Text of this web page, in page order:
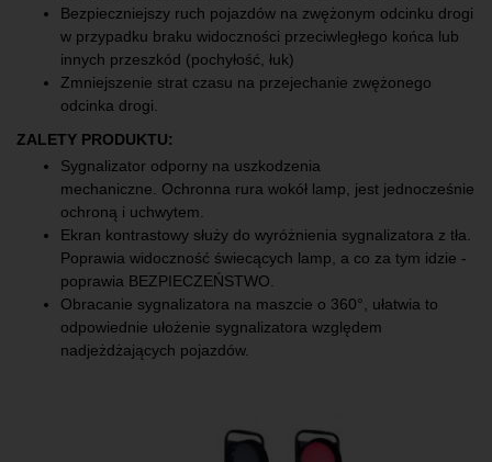
Bezpieczniejszy ruch pojazdów na zwężonym odcinku drogi
w przypadku braku widoczności przeciwległego końca lub
innych przeszkód (pochyłość, łuk)
Zmniejszenie strat czasu na przejechanie zwężonego
odcinka drogi.
ZALETY PRODUKTU:
Sygnalizator odporny na uszkodzenia
mechaniczne. Ochronna rura wokół lamp, jest jednocześnie
ochroną i uchwytem.
Ekran kontrastowy służy do wyróżnienia sygnalizatora z tła.
Poprawia widoczność świecących lamp, a co za tym idzie -
poprawia BEZPIECZEŃSTWO.
Obracanie sygnalizatora na maszcie o 360°, ułatwia to
odpowiednie ułożenie sygnalizatora względem
nadjeżdżających pojazdów.